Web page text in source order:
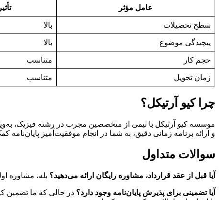
عامل مؤثر
سطح تحصیلات بالا
پیچیدگی موضوع بالا
حجم کار متناسب
زمان تحویل متناسب
چرا کیو آرتیکل؟
موسسه کیو آرتیکل با تیمی از متخصصین مجرب در رشته فیزیک،
و ارائه برنامه زمانی دقیق، به شما در انجام موفقیت‌آمیز
سوالات متداول
آیا قبل از عقد قرارداد، مشاوره رایگان ارائه می‌دهید؟ بله، مشاوره
آیا تضمینی برای پذیرش پایان‌نامه وجود دارد؟ در حالی که ما تضمین